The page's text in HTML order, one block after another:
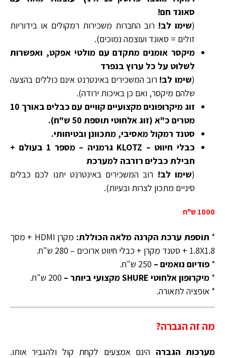
סאונד חם!
(שימו לב! רוב החברות משכירות רמקולים או בידוריות
זולים = סאונד ועוצמה נמוכים).
מיקסר אומנים מתקדם עם מולטי אפקט, ואפשרות
לשלוט על כל ערוץ בנפרד
(שימו לב! רוב המשכירים באינטרנט אינם כוללים בהצעה
שלהם מיקסר, ואם כן באיכות ירודה).
זוג מיקרופונים מקצועיים קוויים עם כבלים באורך 10
מטרים כ"א (זוג אלחוטי תוספת 50 ש"ח).
סטנד רמקול מאסיבי, מתכוונן ובטיחותי.
כבלי חיווט – KLOTZ גרמניה – מספר 1 בעולם +
חבילת כבלים רזרבה למערכת
(שימו לב! רוב המשכירים באינטרנט יתנו לכם כבלים
סיניים מתכון לצרות ובעיות).
1000 ש"ח
* תוספת ערכת הקרנה מלאה הכוללת:
מקרן HDMI + מסך
1.8X1.8 + סטנד מקרן + כבלי חיווט ארוכים – 280 ש"ח.
* פודיום נואמים –
* מיקרופון אלחוטי SHURE מקצועי ביותר –
* אופציה לתאורה.
מה זה הגברה?
מערכות הגברה הינם אמצעים לקחת קול ולהגביר אותו.